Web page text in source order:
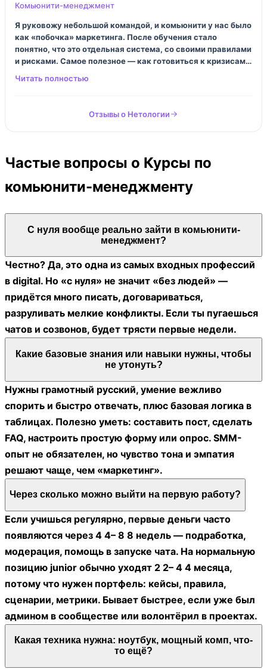
Комьюнити-менеджмент
Я руковожу небольшой командой, и комьюнити у нас было
как «побочка» маркетинга. После обучения стало
понятно, что это отдельная система, со своими правилами
и рисками. Самое полезное — как готовиться к кризисам и
как работать с ядром, а не пытаться понравиться всем.
Отзывы о Нетологии
Частые вопросы о Курсы по
комьюнити-менеджменту
С нуля вообще реально зайти в комьюнити-
менеджмент?
Честно? Да, это одна из самых входных профессий
в digital. Но «с нуля» не значит «без людей» —
придётся много писать, договариваться,
разруливать мелкие конфликты. Если ты пугаешься
чатов и созвонов, будет трясти первые недели.
Какие базовые знания или навыки нужны, чтобы
не утонуть?
Нужны грамотный русский, умение вежливо
спорить и быстро отвечать, плюс базовая логика в
таблицах. Полезно уметь: составить пост, сделать
FAQ, настроить простую форму или опрос. SMM-
опыт не обязателен, но чувство тона и эмпатия
решают чаще, чем «маркетинг».
Через сколько можно выйти на первую работу?
Если учишься регулярно, первые деньги часто
появляются через 4 4– 8 8 недель — подработка,
модерация, помощь в запуске чата. На нормальную
позицию junior обычно уходят 2 2– 4 4 месяца,
потому что нужен портфель: кейсы, правила,
сценарии, метрики. Бывает быстрее, если уже был
админом в сообществе или волонтёрил в проектах.
Какая техника нужна: ноутбук, мощный комп, что-
то ещё?